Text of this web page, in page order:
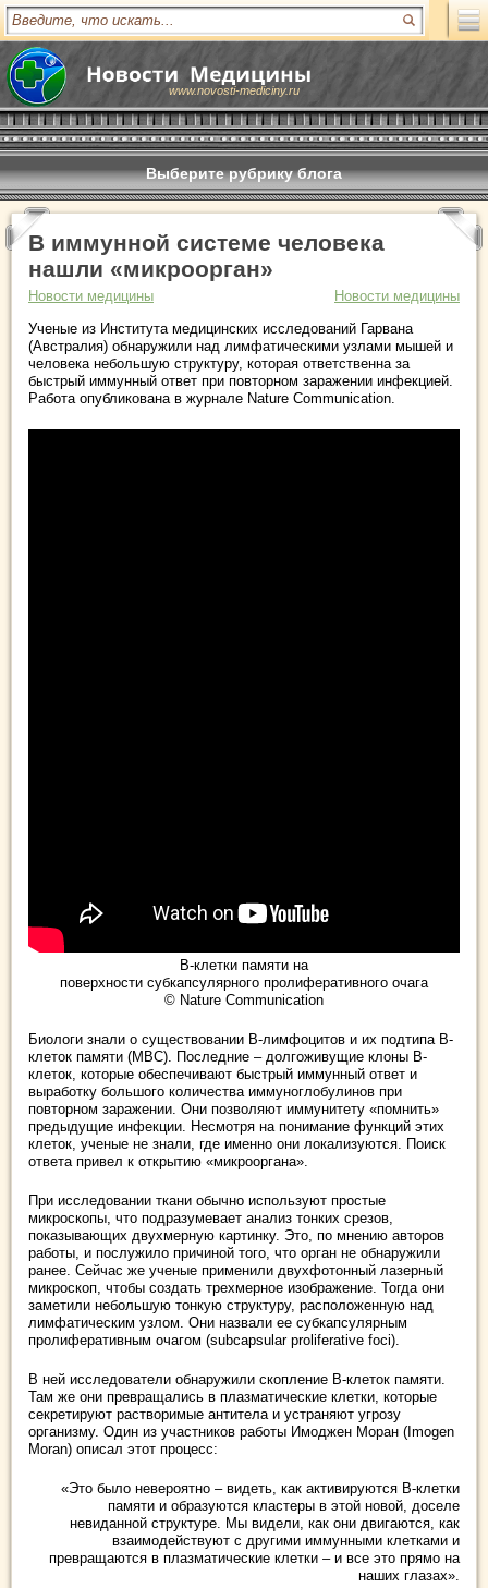
www.novosti-mediciny.ru
Выберите рубрику блога
В иммунной системе человека
нашли «микроорган»
Новости медицины
Новости медицины
Ученые из Института медицинских исследований Гарвана
(Австралия) обнаружили над лимфатическими узлами мышей и
человека небольшую структуру, которая ответственна за
быстрый иммунный ответ при повторном заражении инфекцией.
Работа опубликована в журнале Nature Communication.
В-клетки памяти на
поверхности субкапсулярного пролиферативного очага
© Nature Communication
Биологи знали о существовании B-лимфоцитов и их подтипа В-
клеток памяти (MBC). Последние – долгоживущие клоны В-
клеток, которые обеспечивают быстрый иммунный ответ и
выработку большого количества иммуноглобулинов при
повторном заражении. Они позволяют иммунитету «помнить»
предыдущие инфекции. Несмотря на понимание функций этих
клеток, ученые не знали, где именно они локализуются. Поиск
ответа привел к открытию «микрооргана».
При исследовании ткани обычно используют простые
микроскопы, что подразумевает анализ тонких срезов,
показывающих двухмерную картинку. Это, по мнению авторов
работы, и послужило причиной того, что орган не обнаружили
ранее. Сейчас же ученые применили двухфотонный лазерный
микроскоп, чтобы создать трехмерное изображение. Тогда они
заметили небольшую тонкую структуру, расположенную над
лимфатическим узлом. Они назвали ее субкапсулярным
пролиферативным очагом (subcapsular proliferative foci).
В ней исследователи обнаружили скопление В-клеток памяти.
Там же они превращались в плазматические клетки, которые
секретируют растворимые антитела и устраняют угрозу
организму. Один из участников работы Имоджен Моран (Imogen
Moran) описал этот процесс:
«Это было невероятно – видеть, как активируются В-клетки
памяти и образуются кластеры в этой новой, доселе
невиданной структуре. Мы видели, как они двигаются, как
взаимодействуют с другими иммунными клетками и
превращаются в плазматические клетки – и все это прямо на
наших глазах».